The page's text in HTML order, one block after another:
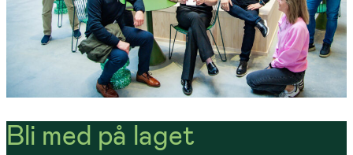
Bli med på laget